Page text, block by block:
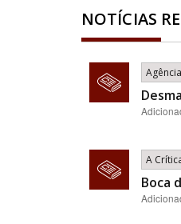
NOTÍCIAS
A
Boca